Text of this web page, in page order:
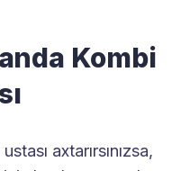
Kombi
axtarırsınızsa,